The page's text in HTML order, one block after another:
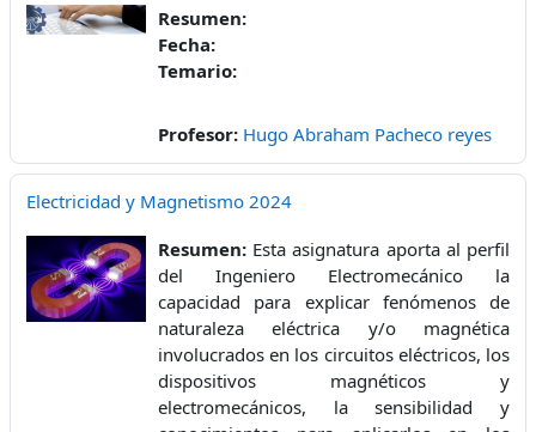
Resumen:
Fecha:
Temario:
Profesor: Hugo Abraham Pacheco reyes
Electricidad y Magnetismo 2024
Resumen: Esta asignatura aporta al perfil
del Ingeniero Electromecánico la
capacidad para explicar fenómenos de
naturaleza eléctrica y/o magnética
involucrados en los circuitos eléctricos, los
dispositivos magnéticos y
electromecánicos, la sensibilidad y